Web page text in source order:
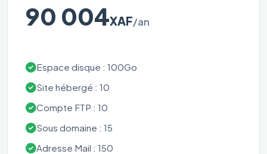
90 004XAF/an
Espace disque : 100Go
Site hébergé : 10
Compte FTP : 10
Sous domaine : 15
Adresse Mail : 150